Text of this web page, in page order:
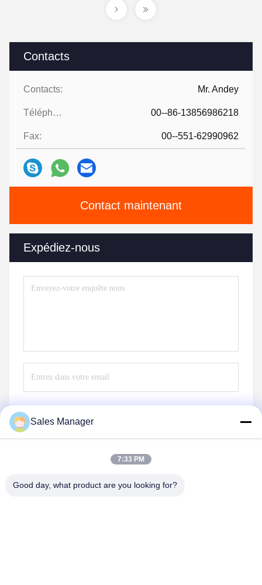
Contacts
Contacts: Mr. Andey
Téléphone: 00--86-13856986218
Fax: 00--551-62990962
Contact maintenant
Expédiez-nous
Sales Manager
7:33 PM
Good day, what product are you looking for?